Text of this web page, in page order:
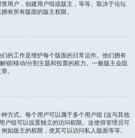
用户，创建用户组或版主，等等。取决于论坛
有所有版面的版主权限。
的工作是维护每个版面的日常运作。他们拥有
锁/移动/分割主题和投票的权力。一般版主会阻
。
方式。每个用户可以属于多个用户组 (这与其他
户组可以设置独立的访问权限。这使得管理员可
如版主的权限，使其可以访问私人版面等等。